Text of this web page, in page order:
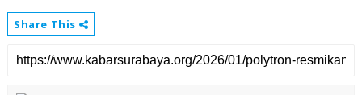
Share This